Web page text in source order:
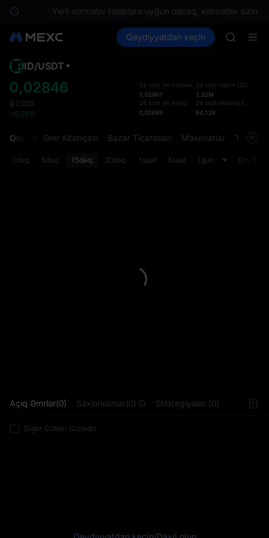
Yerli normativ tələblərə uyğun olaraq, xidmətlər sizin
Bazarlar Spot Futures SPCX
Qeydiyyatdan keçin
SPCX
SPCX
ID/USDT
0,02846
$ 0,028
+0,56%
24 saat Ən Yüksək
0,02867
24 saat Ən Aşağı
0,02683
24 saat Həcm (ID)
2,32M
24 saat Məbləğ (
64,12K
Qrafik Əmr Kitabçası Bazar Ticarətləri Məlumatlar
1dəq. 5dəq. 15dəq. 30dəq. 1saat 4saat 1gün Orijinal
Açıq Əmrlər(0) Saxlanılanlar(0) Strategiyalar (0)
Digər Cütləri Gizlədin